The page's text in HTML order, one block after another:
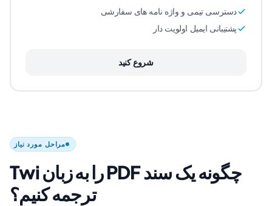
دسترسی تیمی و واژه نامه های سفارشی
پشتیبانی ایمیل اولویت دار
شروع کنید
مراحل مورد نیاز
چگونه یک سند PDF را به زبان Twi
ترجمه کنیم؟